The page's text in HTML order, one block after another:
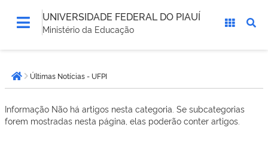
UNIVERSIDADE FEDERAL DO PIAUÍ
Ministério da Educação
está
aqui:Página inicial
Últimas Notícias - UFPI
Informação Não há artigos nesta categoria. Se subcategorias
forem mostradas nesta página, elas poderão conter artigos.